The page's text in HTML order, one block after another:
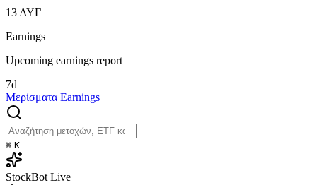
13 ΑΥΓ
Earnings
Upcoming earnings report
7d
Μερίσματα Earnings
⌘ K
StockBot Live